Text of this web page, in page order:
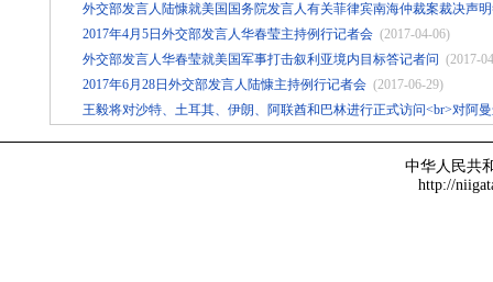
外交部发言人陆慷就美国国务院发言人有关菲律宾南海仲裁案裁决声
2017年4月5日外交部发言人华春莹主持例行记者会 (2017-04-06)
外交部发言人华春莹就美国军事打击叙利亚境内目标答记者问 (2017-
2017年6月28日外交部发言人陆慷主持例行记者会 (2017-06-29)
王毅将对沙特、土耳其、伊朗、阿联酋和巴林进行正式访问<br>对阿
中华人民共
http://